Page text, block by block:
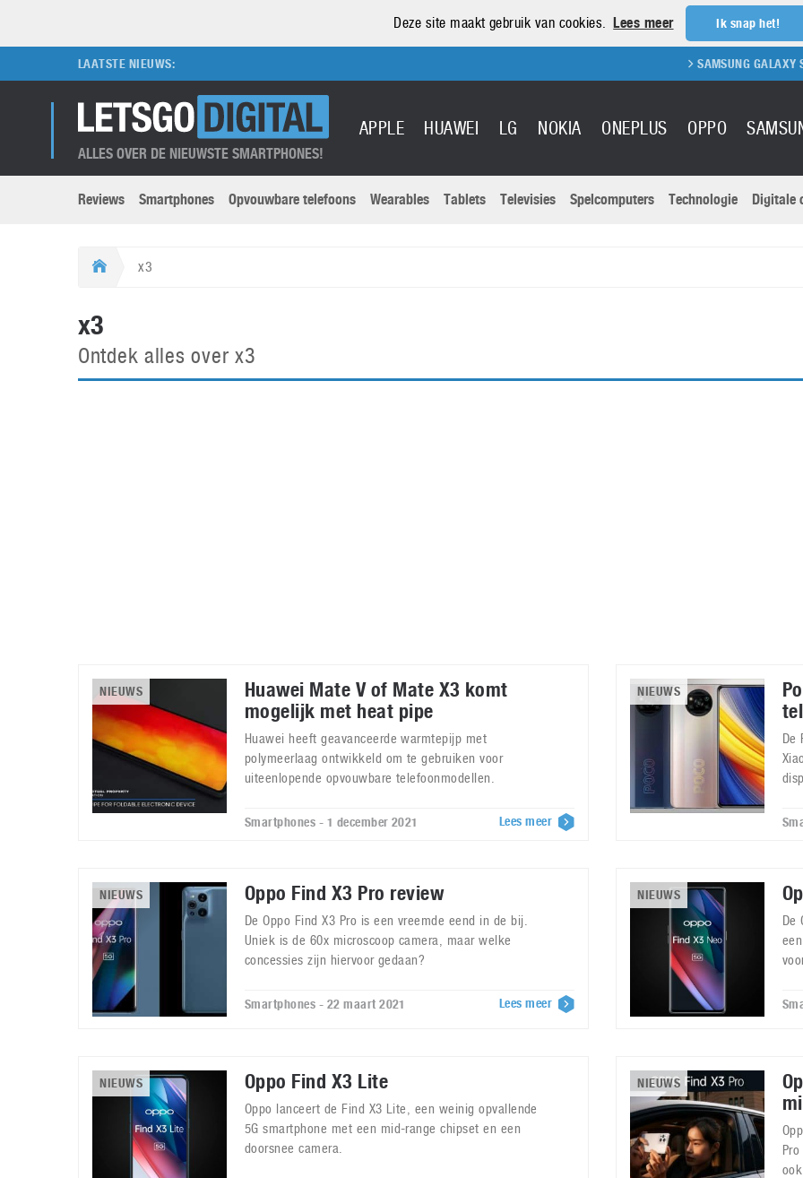
Deze site maakt gebruik van cookies. Lees meer Ik snap het!
LAATSTE NIEUWS: SAMSUNG GALAXY S21
ALLES OVER DE NIEUWSTE SMARTPHONES!
APPLE HUAWEI LG NOKIA ONEPLUS OPPO
Merken submenu
Apple
Computermuseum
Honor
Huawei
Oppo
Nikon
Reviews Smartphones Opvouwbare telefoons Wearables Tablets Televisies Spelcomputers Technologie Digitale
Categorien submenu
5G
Aanbiedingen
Abonnement
Digitale camera’s
DSLR camera’s
Televisies
x3
x3
Ontdek alles over x3
NIEUWS
Huawei Mate V of Mate X3 komt
mogelijk met heat pipe
Huawei heeft geavanceerde warmtepijp met
polymeerlaag ontwikkeld om te gebruiken voor
uiteenlopende opvouwbare telefoonmodellen.
Smartphones - 1 december 2021 Lees meer
NIEUWS
De
NIEUWS Oppo Find X3 Pro review
De Oppo Find X3 Pro is een vreemde eend in de bij.
Uniek is de 60x microscoop camera, maar welke
concessies zijn hiervoor gedaan?
Smartphones - 22 maart 2021 Lees meer
NIEUWS
De
NIEUWS Oppo Find X3 Lite
Oppo lanceert de Find X3 Lite, een weinig opvallende
5G smartphone met een mid-range chipset en een
doorsnee camera.
NIEUWS